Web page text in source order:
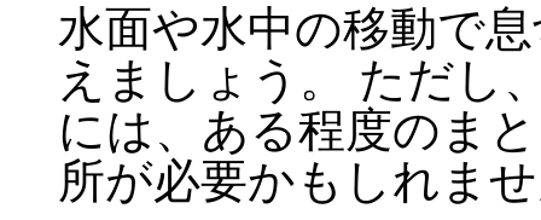
水面や水中の移動で
えましょう。 ただし
には、ある程度のま
所が必要かもしれま